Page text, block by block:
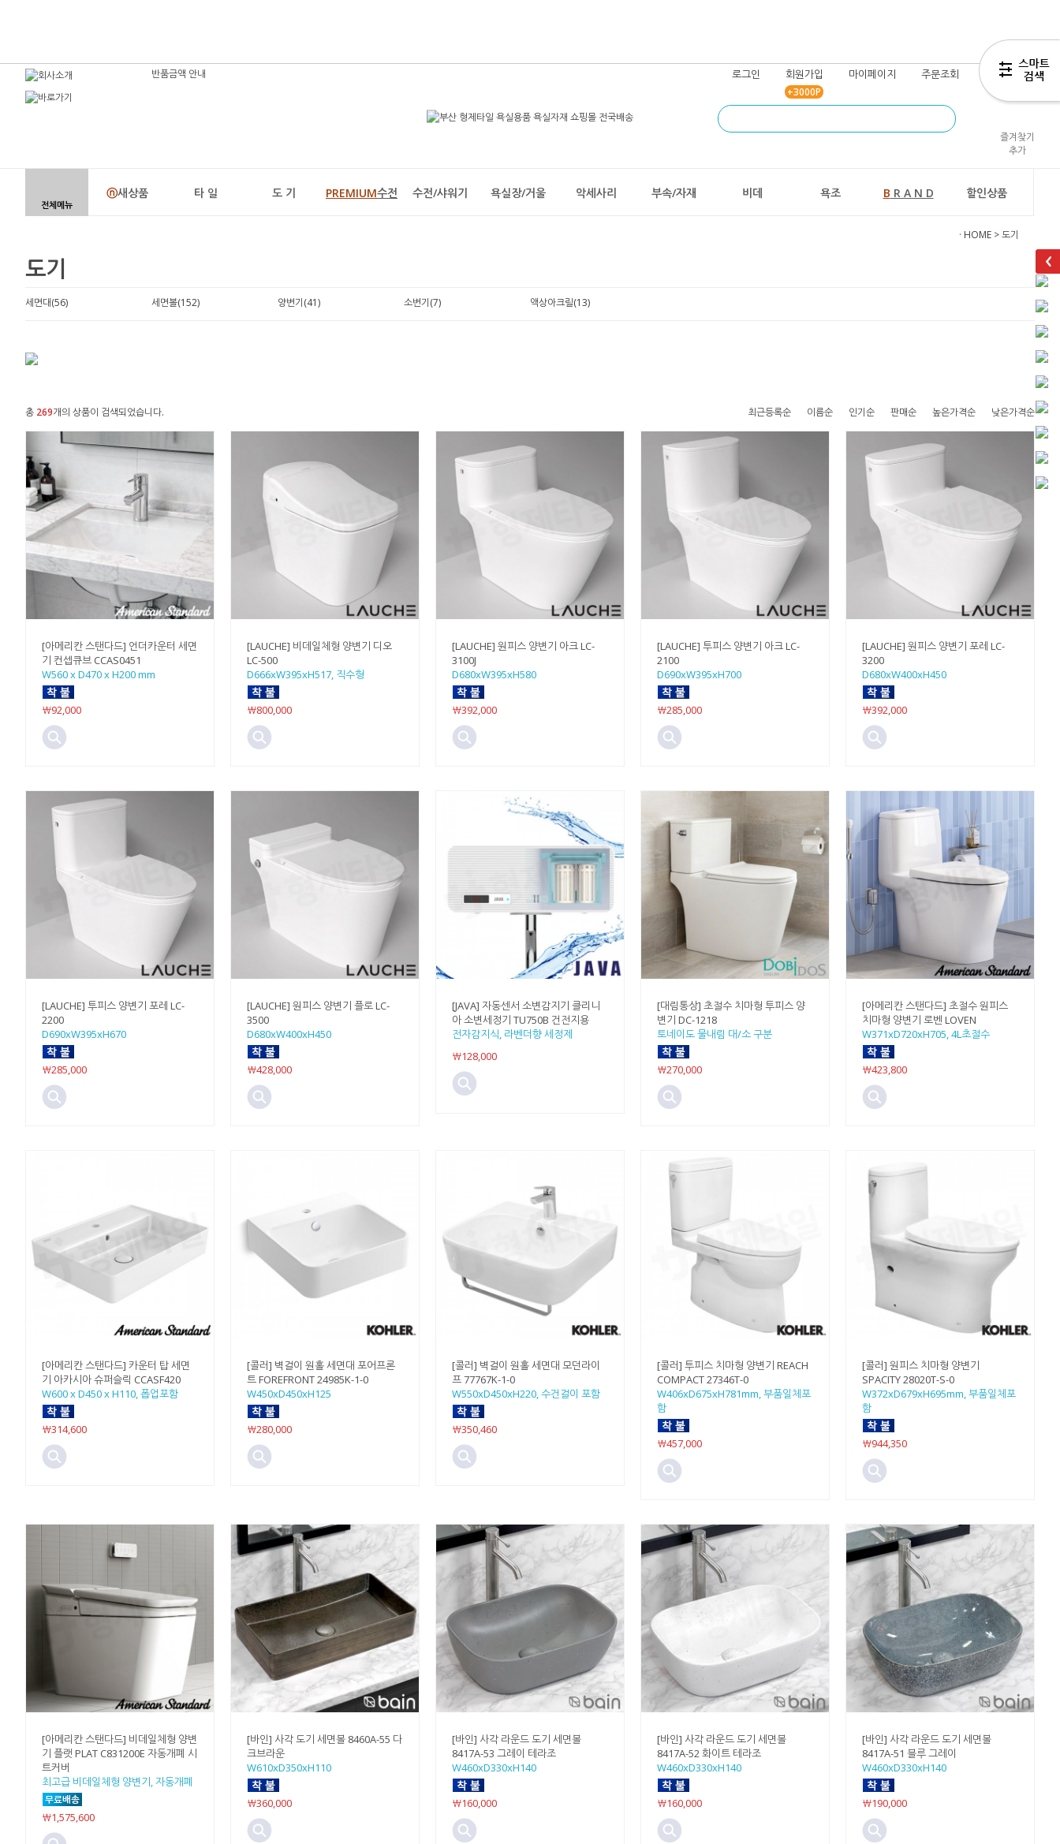
반품금액 안내 로그인 회원가입
+3000P
마이페이지 주문조회 장바구니
즐겨찾기
추가
전체메뉴
ⓝ새상품 타 일 도 기 PREMIUM수전 수전/샤워기 욕실장/거울 악세사리 부속/자재 비데 욕조 B R A N D 할인상품
· HOME >도기
도기
세면대(56) 세면볼(152) 양변기(41) 소변기(7) 액상아크릴(13)
총 269개의 상품이 검색되었습니다. 최근등록순 이름순 인기순 판매순 높은가격순 낮은가격순
[아메리칸 스탠다드] 언더카운터 세면
기 컨셉큐브 CCAS0451
W560 x D470 x H200 mm
￦92,000
[LAUCHE] 비데일체형 양변기 디오
LC-500
D666xW395xH517, 직수형
￦800,000
[LAUCHE] 원피스 양변기 아크 LC-
3100J
D680xW395xH580
￦392,000
[LAUCHE] 투피스 양변기 아크 LC-
2100
D690xW395xH700
￦285,000
[LAUCHE] 원피스 양변기 포레 LC-
3200
D680xW400xH450
￦392,000
[LAUCHE] 투피스 양변기 포레 LC-
2200
D690xW395xH670
￦285,000
[LAUCHE] 원피스 양변기 플로 LC-
3500
D680xW400xH450
￦428,000
[JAVA] 자동센서 소변감지기 클리니
아 소변세정기 TU750B 건전지용
전자감지식, 라벤더향 세정제
￦128,000
[대림통상] 초절수 치마형 투피스 양
변기 DC-1218
토네이도 물내림 대/소 구분
￦270,000
[아메리칸 스탠다드] 초절수 원피스
치마형 양변기 로벤 LOVEN
W371xD720xH705, 4L초절수
￦423,800
[아메리칸 스탠다드] 카운터 탑 세면
기 아카시아 슈퍼슬릭 CCASF420
W600 x D450 x H110, 폽업포함
￦314,600
[콜러] 벽걸이 원홀 세면대 포어프론
트 FOREFRONT 24985K-1-0
W450xD450xH125
￦280,000
[콜러] 벽걸이 원홀 세면대 모던라이
프 77767K-1-0
W550xD450xH220, 수건걸이 포함
￦350,460
[콜러] 투피스 치마형 양변기 REACH
COMPACT 27346T-0
W406xD675xH781mm, 부품일체포
함
￦457,000
[콜러] 원피스 치마형 양변기
SPACITY 28020T-S-0
W372xD679xH695mm, 부품일체포
함
￦944,350
[아메리칸 스탠다드] 비데일체형 양변
기 플랫 PLAT C831200E 자동개폐 시
트커버
최고급 비데일체형 양변기, 자동개폐
￦1,575,600
[바인] 사각 도기 세면볼 8460A-55 다
크브라운
W610xD350xH110
￦360,000
[바인] 사각 라운드 도기 세면볼
8417A-53 그레이 테라조
W460xD330xH140
￦160,000
[바인] 사각 라운드 도기 세면볼
8417A-52 화이트 테라조
W460xD330xH140
￦160,000
[바인] 사각 라운드 도기 세면볼
8417A-51 블루 그레이
W460xD330xH140
￦190,000